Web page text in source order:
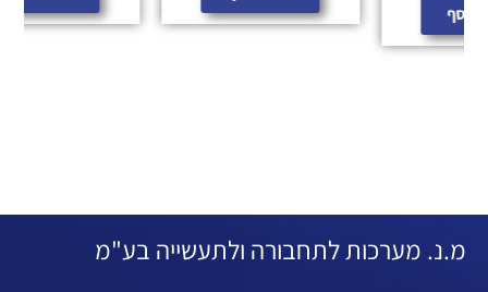
מ.נ. מערכות לתחבורה ולתעשייה בע"מ